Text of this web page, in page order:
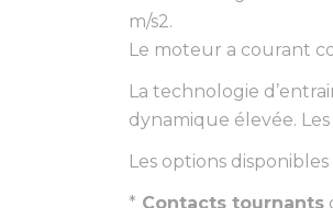
m/s2.
Le moteur a courant
La technologie
dynamique élevée.
Les options disponibles
* Contacts tournants